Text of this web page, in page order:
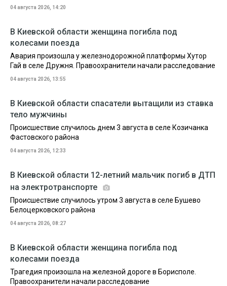
04 августа 2026, 14:20
В Киевской области женщина погибла под
колесами поезда
Авария произошла у железнодорожной платформы Хутор
Гай в селе Дружня. Правоохранители начали расследование
04 августа 2026, 13:55
В Киевской области спасатели вытащили из ставка
тело мужчины
Происшествие случилось днем 3 августа в селе Козичанка
Фастовского района
04 августа 2026, 12:33
В Киевской области 12-летний мальчик погиб в ДТП
на электротранспорте
Происшествие случилось утром 3 августа в селе Бушево
Белоцерковского района
04 августа 2026, 08:27
В Киевской области женщина погибла под
колесами поезда
Трагедия произошла на железной дороге в Борисполе.
Правоохранители начали расследование